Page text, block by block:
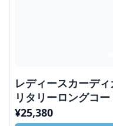
レディースカーデ
リタリーロングコー
¥25,380